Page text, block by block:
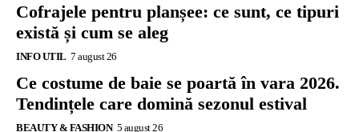
Cofrajele pentru planșee: ce sunt, ce tipuri
există și cum se aleg
INFO UTIL 7 august 26
Ce costume de baie se poartă în vara 2026.
Tendințele care domină sezonul estival
BEAUTY & FASHION 5 august 26